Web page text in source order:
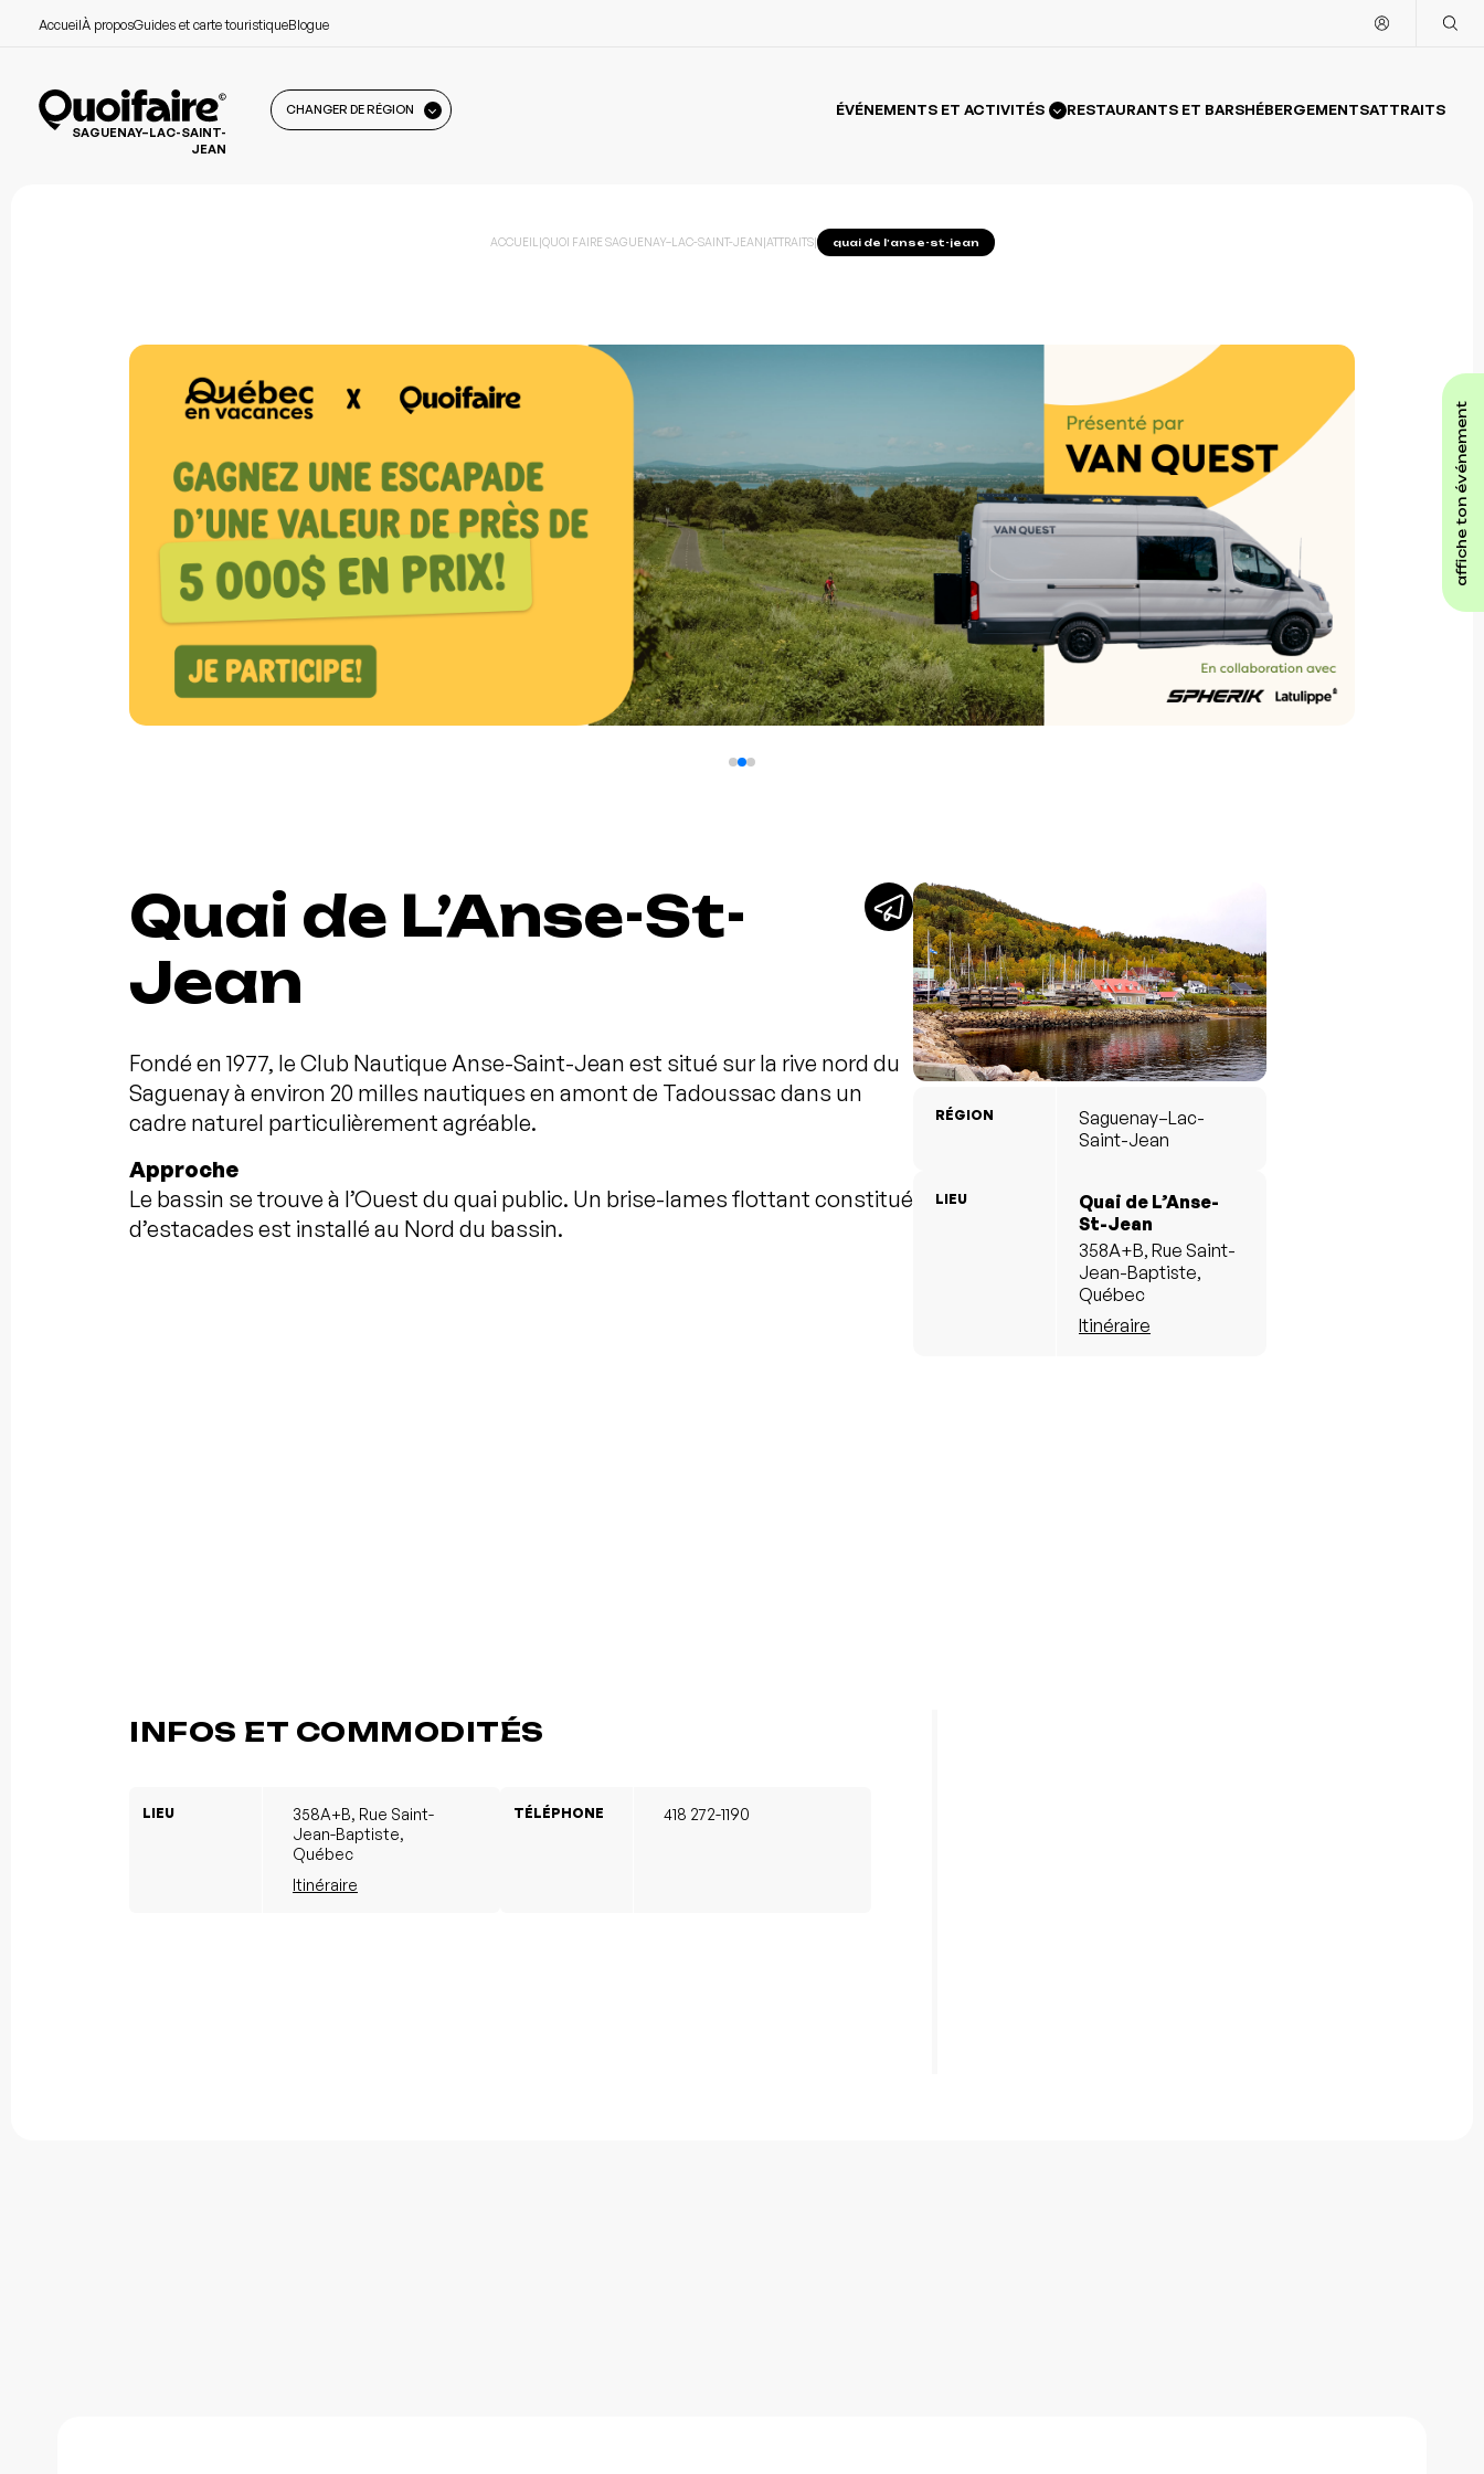
AccueilÀ proposGuides et carte touristiqueBlogue
SAGUENAY–LAC-SAINT-
JEAN
CHANGER DE RÉGION ÉVÉNEMENTS ET ACTIVITÉS RESTAURANTS ET BARSHÉBERGEMENTSATTRAITS
affiche ton événement
ACCUEIL |QUOI FAIRE SAGUENAY–LAC-SAINT-JEAN|ATTRAITS| quai de l’anse-st-jean
Quai de L’Anse-St-
Jean
Fondé en 1977, le Club Nautique Anse-Saint-Jean est situé sur la rive nord du
Saguenay à environ 20 milles nautiques en amont de Tadoussac dans un
cadre naturel particulièrement agréable.
Approche
Le bassin se trouve à l’Ouest du quai public. Un brise-lames flottant constitué
d’estacades est installé au Nord du bassin.
RÉGION
Saguenay–Lac-
Saint-Jean
LIEU
Quai de L’Anse-
St-Jean
358A+B, Rue Saint-
Jean-Baptiste,
Québec
Itinéraire
INFOS ET COMMODITÉS
LIEU
358A+B, Rue Saint-
Jean-Baptiste,
Québec
Itinéraire
TÉLÉPHONE 418 272-1190